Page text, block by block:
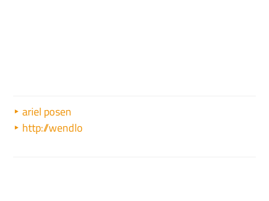
ariel posen
http://wendlo